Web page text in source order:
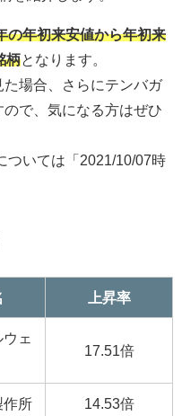
の年初来安値から年初来
柄となります。
場合、さらにテンバガ
で、気になる方はぜひ
ついては「2021/10/07時
上昇率
ェ
17.51倍
作所 14.53倍